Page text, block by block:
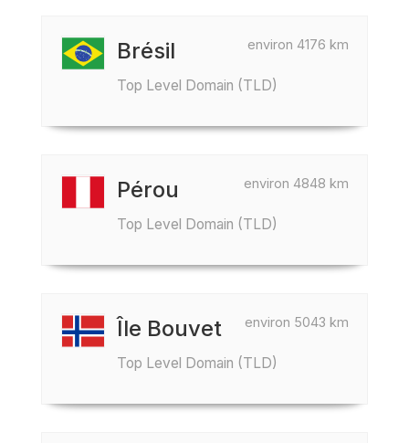
environ 4176 km
Brésil
Top Level Domain (TLD)
environ 4848 km
Pérou
Top Level Domain (TLD)
environ 5043 km
Île Bouvet
Top Level Domain (TLD)